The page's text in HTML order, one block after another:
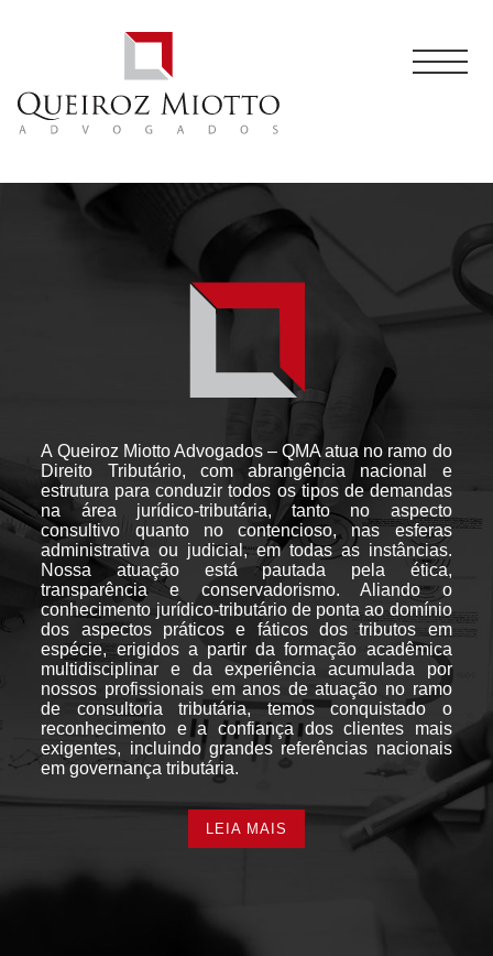
A Queiroz Miotto Advogados – QMA atua no ramo do
Direito Tributário, com abrangência nacional e
estrutura para conduzir todos os tipos de demandas
na área jurídico-tributária, tanto no aspecto
consultivo quanto no contencioso, nas esferas
administrativa ou judicial, em todas as instâncias.
Nossa atuação está pautada pela ética,
transparência e conservadorismo. Aliando o
conhecimento jurídico-tributário de ponta ao domínio
dos aspectos práticos e fáticos dos tributos em
espécie, erigidos a partir da formação acadêmica
multidisciplinar e da experiência acumulada por
nossos profissionais em anos de atuação no ramo
de consultoria tributária, temos conquistado o
reconhecimento e a confiança dos clientes mais
exigentes, incluindo grandes referências nacionais
em governança tributária.
LEIA MAIS